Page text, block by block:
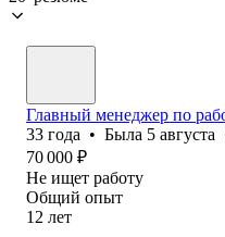
Главный менеджер по
33 года • Была 5 августа
70 000 ₽
Не ищет работу
Общий опыт
12 лет